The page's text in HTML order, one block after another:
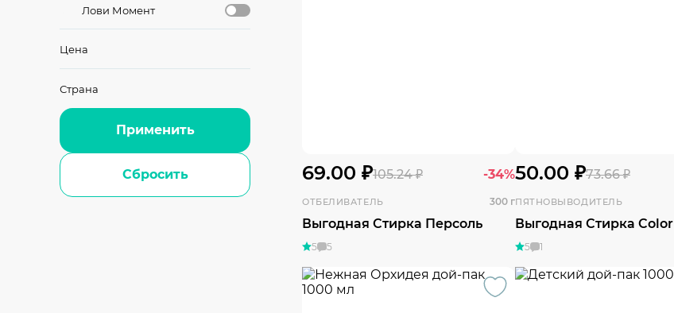
Лови Момент
Цена
Страна
Применить
Сбросить 69.00 ₽105.24 ₽ -34%
ОТБЕЛИВАТЕЛЬ 300 г
Выгодная Стирка Персоль
5 5
50.00 ₽73.66 ₽
ПЯТНОВЫВОДИТЕЛЬ
Выгодная Стирка Color
5 1